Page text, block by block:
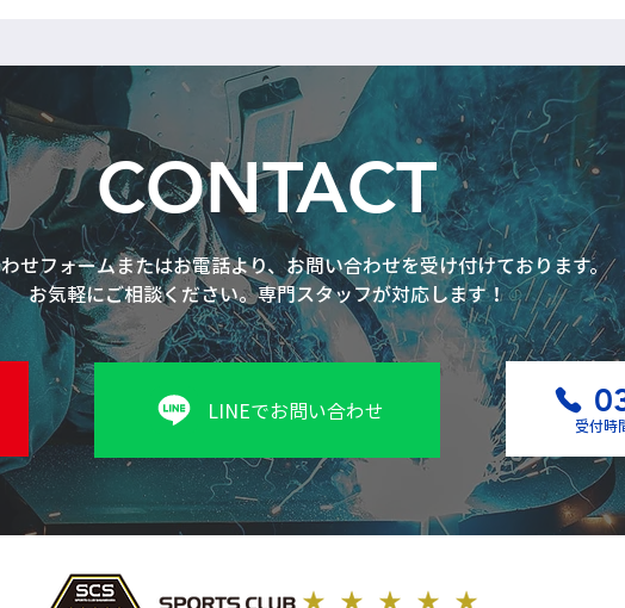
CONTACT
せフォームまたはお電話より、お問い合わせを受け付けております。
お気軽にご相談ください。専門スタッフが対応します！
受付時
LINEでお問い合わせ